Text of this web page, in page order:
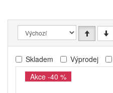
Skladem Výprodej
Akce -40 %